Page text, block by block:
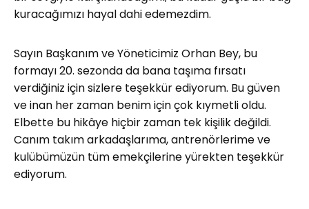
kuracağımızı hayal dahi edemezdim.
Sayın Başkanım ve Yöneticimiz Orhan Bey, bu
formayı 20. sezonda da bana taşıma fırsatı
verdiğiniz için sizlere teşekkür ediyorum. Bu güven
ve inan her zaman benim için çok kıymetli oldu.
Elbette bu hikâye hiçbir zaman tek kişilik değildi.
Canım takım arkadaşlarıma, antrenörlerime ve
kulübümüzün tüm emekçilerine yürekten teşekkür
ediyorum.